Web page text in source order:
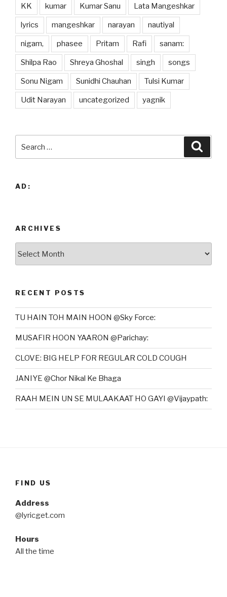
KK kumar Kumar Sanu Lata Mangeshkar
lyrics mangeshkar narayan nautiyal
nigam, phasee Pritam Rafi sanam:
Shilpa Rao Shreya Ghoshal singh songs
Sonu Nigam Sunidhi Chauhan Tulsi Kumar
Udit Narayan uncategorized yagnik
for:
AD:
ARCHIVES
RECENT POSTS
TU HAIN TOH MAIN HOON @Sky Force:
MUSAFIR HOON YAARON @Parichay:
CLOVE: BIG HELP FOR REGULAR COLD COUGH
JANIYE @Chor Nikal Ke Bhaga
RAAH MEIN UN SE MULAAKAAT HO GAYI @Vijaypath:
FIND US
Address
@lyricget.com
Hours
All the time